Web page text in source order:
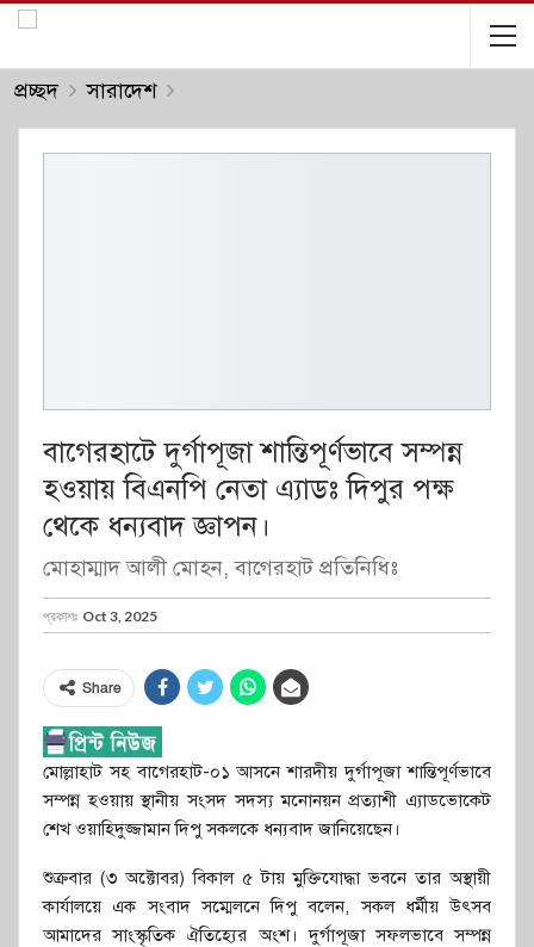
প্রচ্ছদ সারাদেশ
বাগেরহাটে দুর্গাপূজা শান্তিপূর্ণভাবে সম্পন্ন
হওয়ায় বিএনপি নেতা এ্যাডঃ দিপুর পক্ষ
থেকে ধন্যবাদ জ্ঞাপন।
মোহাম্মাদ আলী মোহন, বাগেরহাট প্রতিনিধিঃ
প্রকাশঃ Oct 3, 2025
Share
মোল্লাহাট সহ বাগেরহাট-০১ আসনে শারদীয় দুর্গাপূজা শান্তিপূর্ণভাবে
সম্পন্ন হওয়ায় স্থানীয় সংসদ সদস্য মনোনয়ন প্রত্যাশী এ্যাডভোকেট
শেখ ওয়াহিদুজ্জামান দিপু সকলকে ধন্যবাদ জানিয়েছেন।
শুক্রবার (৩ অক্টোবর) বিকাল ৫ টায় মুক্তিযোদ্ধা ভবনে তার অস্থায়ী
কার্যালয়ে এক সংবাদ সম্মেলনে দিপু বলেন, সকল ধর্মীয় উৎসব
আমাদের সাংস্কৃতিক ঐতিহ্যের অংশ। দুর্গাপূজা সফলভাবে সম্পন্ন